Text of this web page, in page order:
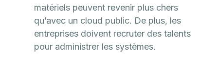
matériels peuvent revenir plus chers
qu’avec un cloud public. De plus, les
entreprises doivent recruter des talents
pour administrer les systèmes.